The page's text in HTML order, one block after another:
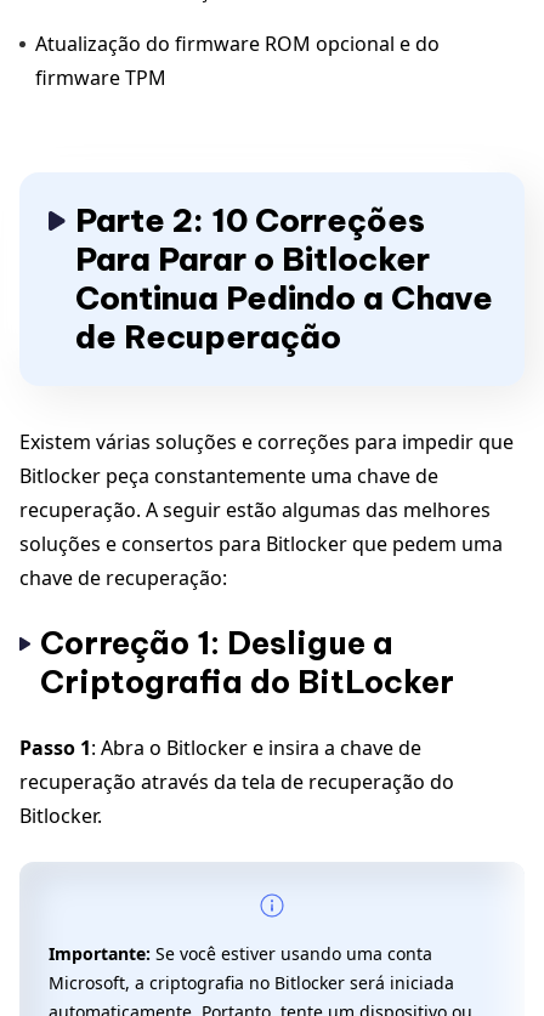
Atualização do firmware ROM opcional e do
firmware TPM
Parte 2: 10 Correções
Para Parar o Bitlocker
Continua Pedindo a Chave
de Recuperação
Existem várias soluções e correções para impedir que
Bitlocker peça constantemente uma chave de
recuperação. A seguir estão algumas das melhores
soluções e consertos para Bitlocker que pedem uma
chave de recuperação:
Correção 1: Desligue a
Criptografia do BitLocker
Passo 1: Abra o Bitlocker e insira a chave de
recuperação através da tela de recuperação do
Bitlocker.
Importante: Se você estiver usando uma conta
Microsoft, a criptografia no Bitlocker será iniciada